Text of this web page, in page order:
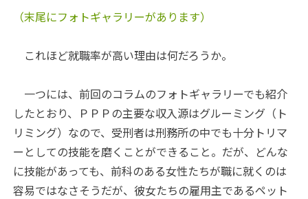
（末尾にフォトギャラリーがあります）
これほど就職率が高い理由は何だろうか。
一つには、前回のコラムのフォトギャラリーでも紹介
したとおり、ＰＰＰの主要な収入源はグルーミング（ト
リミング）なので、受刑者は刑務所の中でも十分トリマ
ーとしての技能を磨くことができること。だが、どんな
に技能があっても、前科のある女性たちが職に就くのは
容易ではなさそうだが、彼女たちの雇用主であるペット